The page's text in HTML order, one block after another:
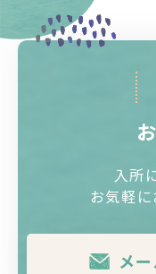
入所
お気軽
メ